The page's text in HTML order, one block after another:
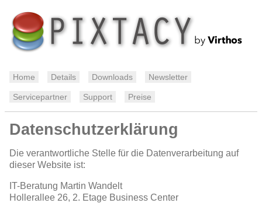
Home Details Downloads Newsletter
Servicepartner Support Preise
Datenschutzerklärung
Die verantwortliche Stelle für die Datenverarbeitung auf
dieser Website ist:
IT-Beratung Martin Wandelt
Hollerallee 26, 2. Etage Business Center